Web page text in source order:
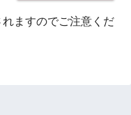
ますのでご注意くだ